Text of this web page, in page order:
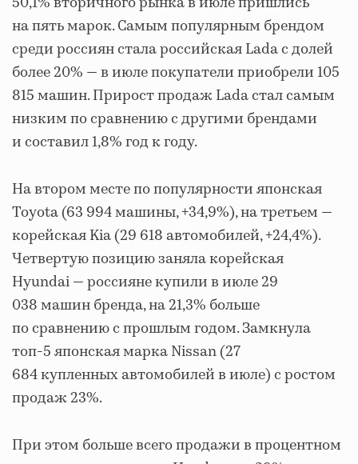
на пять марок. Самым популярным брендом
среди россиян стала российская Lada с долей
более 20% — в июле покупатели приобрели 105
815 машин. Прирост продаж Lada стал самым
низким по сравнению с другими брендами
и составил 1,8% год к году.
На втором месте по популярности японская
Toyota (63 994 машины, +34,9%), на третьем —
корейская Kia (29 618 автомобилей, +24,4%).
Четвертую позицию заняла корейская
Hyundai — россияне купили в июле 29
038 машин бренда, на 21,3% больше
по сравнению с прошлым годом. Замкнула
топ-5 японская марка Nissan (27
684 купленных автомобилей в июле) с ростом
продаж 23%.
При этом больше всего продажи в процентном